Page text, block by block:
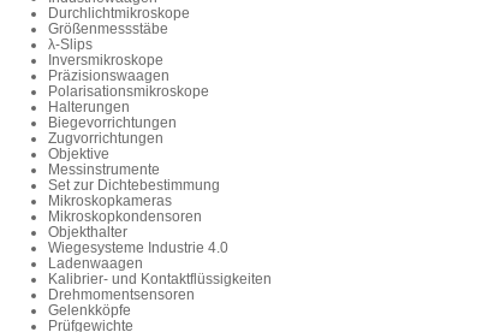
Durchlichtmikroskope
Größenmessstäbe
λ-Slips
Inversmikroskope
Präzisionswaagen
Polarisationsmikroskope
Halterungen
Biegevorrichtungen
Zugvorrichtungen
Objektive
Messinstrumente
Set zur Dichtebestimmung
Mikroskopkameras
Mikroskopkondensoren
Objekthalter
Wiegesysteme Industrie 4.0
Ladenwaagen
Kalibrier- und Kontaktflüssigkeiten
Drehmomentsensoren
Gelenkköpfe
Prüfgewichte